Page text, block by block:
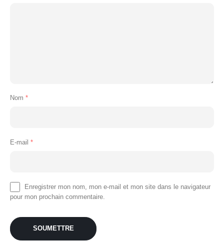
Nom *
E-mail *
Enregistrer mon nom, mon e-mail et mon site dans le navigateur
pour mon prochain commentaire.